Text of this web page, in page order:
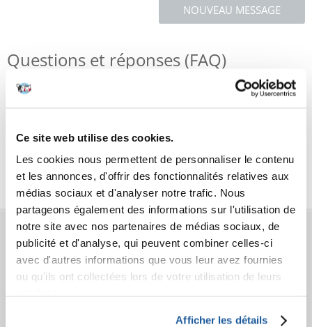
Ce site web utilise des cookies.
Les cookies nous permettent de personnaliser le contenu
et les annonces, d'offrir des fonctionnalités relatives aux
médias sociaux et d'analyser notre trafic. Nous
partageons également des informations sur l'utilisation de
notre site avec nos partenaires de médias sociaux, de
publicité et d'analyse, qui peuvent combiner celles-ci
avec d'autres informations que vous leur avez fournies
ou qu'ils ont collectées lors de votre utilisation de leurs
Afficher les détails
NOUVEAU MESSAGE
Questions et réponses (FAQ)
Critiques
Photos supplémentaires
AVANT L'ACHAT
COMMANDES